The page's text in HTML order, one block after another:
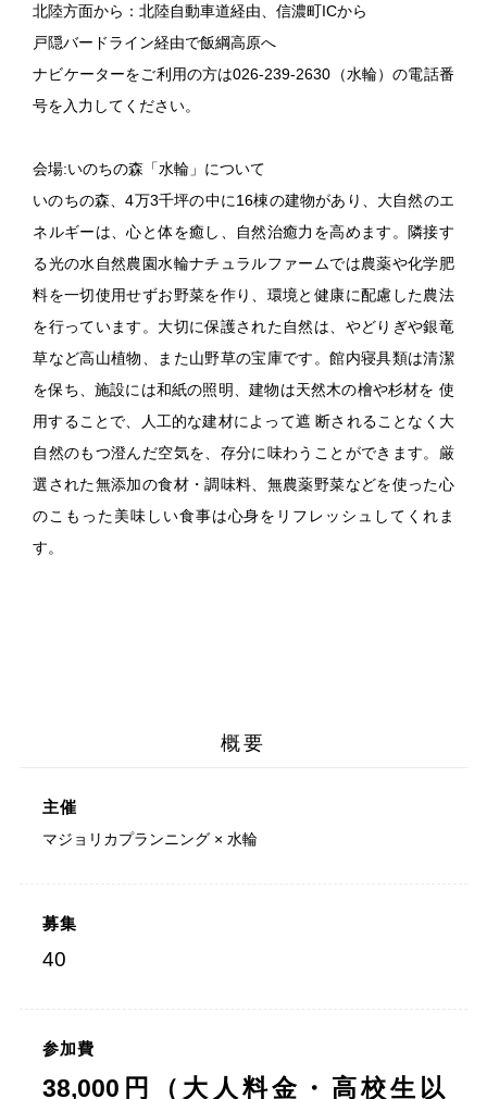
北陸方面から：北陸自動車道経由、信濃町ICから
戸隠バードライン経由で飯綱高原へ
ナビケーターをご利用の方は026-239-2630（水輪）の電話番
号を入力してください。
会場:いのちの森「水輪」について
いのちの森、4万3千坪の中に16棟の建物があり、大自然のエ
ネルギーは、心と体を癒し、自然治癒力を高めます。隣接す
る光の水自然農園水輪ナチュラルファームでは農薬や化学肥
料を一切使用せずお野菜を作り、環境と健康に配慮した農法
を行っています。大切に保護された自然は、やどりぎや銀竜
草など高山植物、また山野草の宝庫です。館内寝具類は清潔
を保ち、施設には和紙の照明、建物は天然木の檜や杉材を 使
用することで、人工的な建材によって遮 断されることなく大
自然のもつ澄んだ空気を、存分に味わうことができます。厳
選された無添加の食材・調味料、無農薬野菜などを使った心
のこもった美味しい食事は心身をリフレッシュしてくれま
す。
概要
主催
マジョリカプランニング × 水輪
募集
40
参加費
38,000円（大人料金・高校生以